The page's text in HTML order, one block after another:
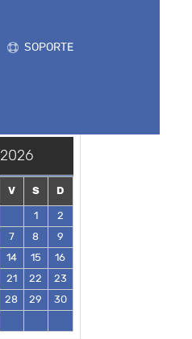
SOPORTE
2026
V S
D
1
2
7 8
9
14 15
16
21 22
23
28 29
30